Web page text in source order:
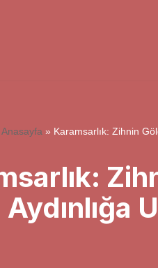
Anasayfa » Karamsarlık: Zihnin
Aydınlığa